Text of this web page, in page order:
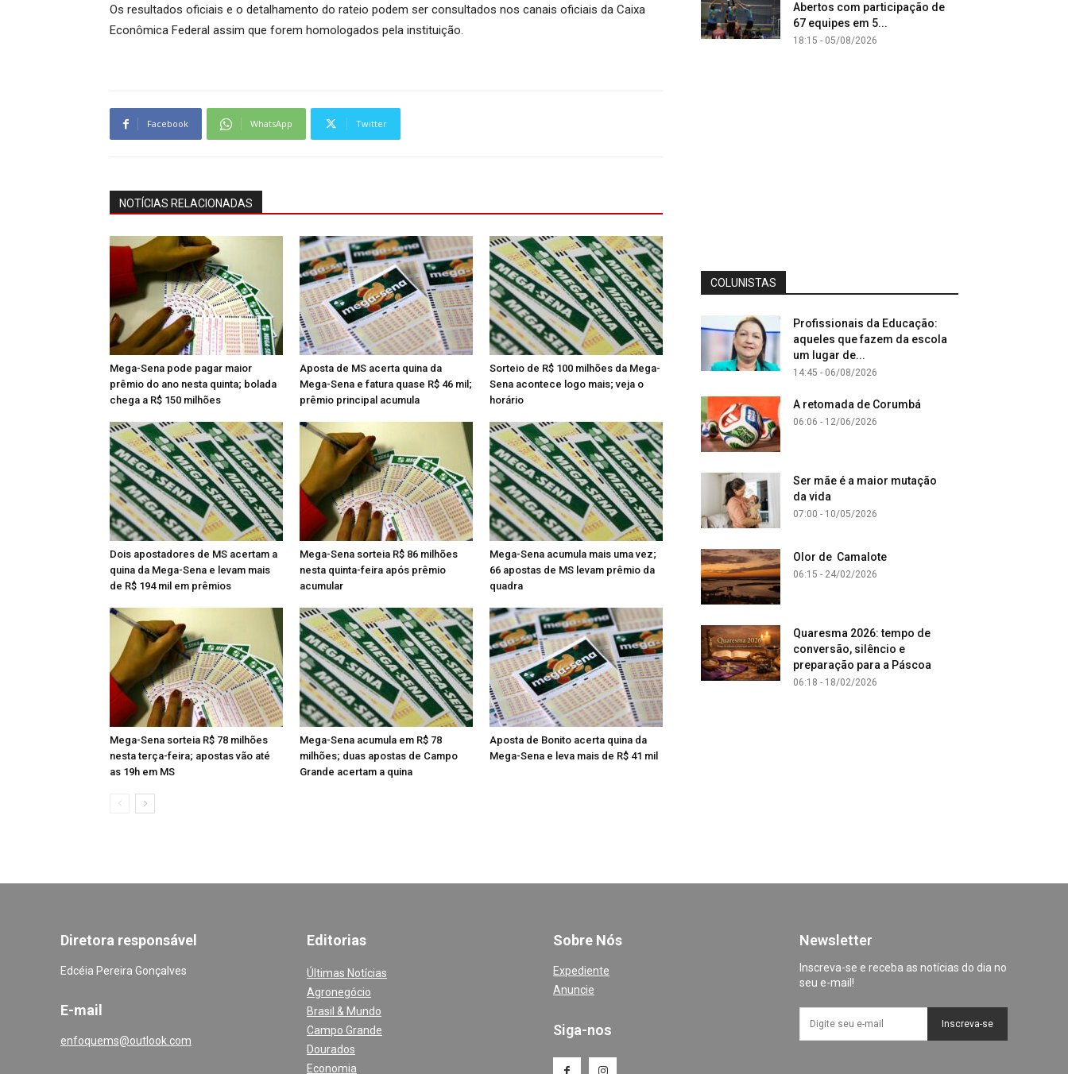
Os resultados oficiais e o detalhamento do rateio podem ser consultados nos canais oficiais da Caixa
Econômica Federal assim que forem homologados pela instituição.
Facebook WhatsApp Twitter
NOTÍCIAS RELACIONADAS
Mega-Sena pode pagar maior
prêmio do ano nesta quinta; bolada
chega a R$ 150 milhões
Aposta de MS acerta quina da
Mega-Sena e fatura quase R$ 46 mil;
prêmio principal acumula
Sorteio de R$ 100 milhões da Mega-
Sena acontece logo mais; veja o
horário
Dois apostadores de MS acertam a
quina da Mega-Sena e levam mais
de R$ 194 mil em prêmios
Mega-Sena sorteia R$ 86 milhões
nesta quinta-feira após prêmio
acumular
Mega-Sena acumula mais uma vez;
66 apostas de MS levam prêmio da
quadra
Mega-Sena sorteia R$ 78 milhões
nesta terça-feira; apostas vão até
as 19h em MS
Mega-Sena acumula em R$ 78
milhões; duas apostas de Campo
Grande acertam a quina
Aposta de Bonito acerta quina da
Mega-Sena e leva mais de R$ 41 mil
Abertos com participação de
67 equipes em 5...
18:15 - 05/08/2026
COLUNISTAS
Profissionais da Educação:
aqueles que fazem da escola
um lugar de...
14:45 - 06/08/2026
A retomada de Corumbá
06:06 - 12/06/2026
Ser mãe é a maior mutação
da vida
07:00 - 10/05/2026
Olor de Camalote
06:15 - 24/02/2026
Quaresma 2026: tempo de
conversão, silêncio e
preparação para a Páscoa
06:18 - 18/02/2026
Diretora responsável
Edcéia Pereira Gonçalves
E-mail
enfoquems@outlook.com
Editorias
Últimas Notícias
Agronegócio
Brasil & Mundo
Campo Grande
Dourados
Economia
Sobre Nós
Expediente
Anuncie
Siga-nos
Newsletter
Inscreva-se e receba as notícias do dia no
seu e-mail!
Inscreva-se